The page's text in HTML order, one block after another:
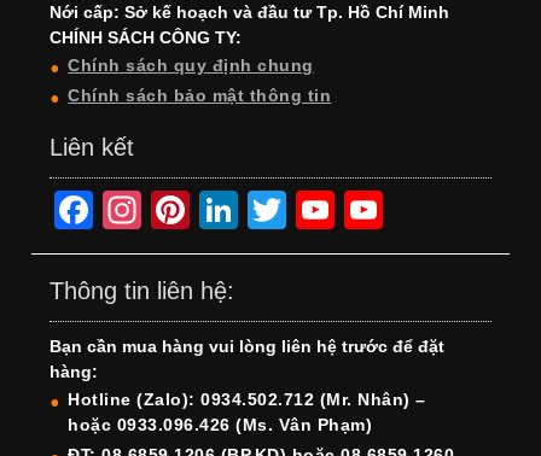
Nới cấp: Sở kế hoạch và đầu tư Tp. Hồ Chí Minh
CHÍNH SÁCH CÔNG TY:
Chính sách quy định chung
Chính sách bảo mật thông tin
Liên kết
F
a
c
e
b
o
o
In
st
a
gr
a
m
Pi
nt
er
e
st
Li
n
e
dI
n
T
wi
er
Y
o
T
u
b
e
o
T
u
b
e
Thông tin liên hệ:
Bạn cần mua hàng vui lòng liên hệ trước để đặt
hàng:
Hotline (Zalo): 0934.502.712 (Mr. Nhân) –
hoặc 0933.096.426 (Ms. Vân Phạm)